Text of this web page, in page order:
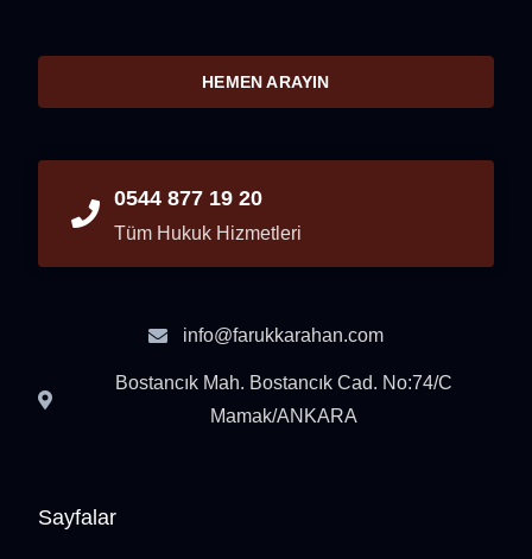
Sayfalar
HEMEN ARAYIN
0544 877 19 20
Tüm Hukuk Hizmetleri
info@farukkarahan.com
Bostancık Mah. Bostancık Cad. No:74/C
Mamak/ANKARA